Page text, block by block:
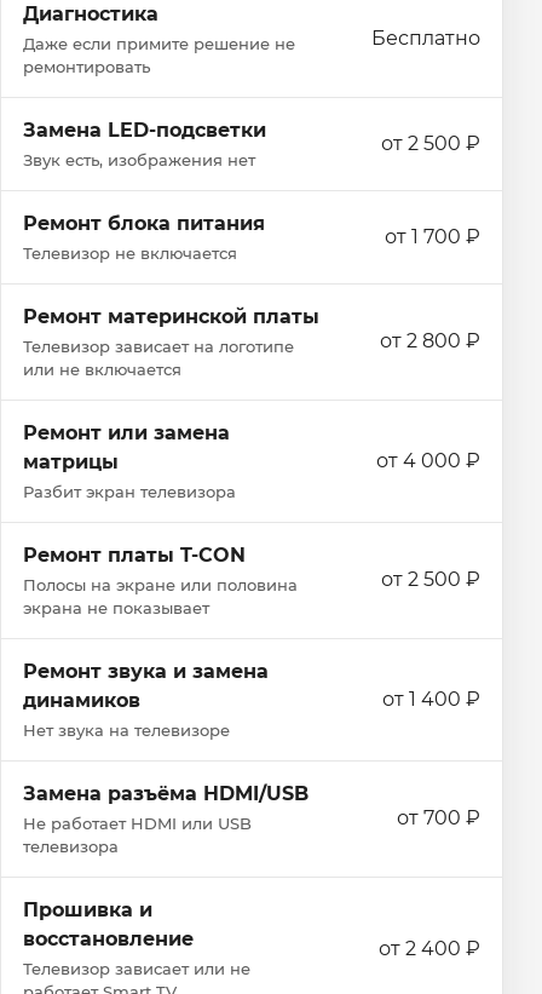
Диагностика
Даже если примите решение не
ремонтировать
Бесплатно
Замена LED-подсветки
Звук есть, изображения нет
от 2 500 ₽
Ремонт блока питания
Телевизор не включается
от 1 700 ₽
Ремонт материнской платы
Телевизор зависает на логотипе
или не включается
от 2 800 ₽
Ремонт или замена
матрицы
Разбит экран телевизора
от 4 000 ₽
Ремонт платы T-CON
Полосы на экране или половина
экрана не показывает
от 2 500 ₽
Ремонт звука и замена
динамиков
Нет звука на телевизоре
от 1 400 ₽
Замена разъёма HDMI/USB
Не работает HDMI или USB
телевизора
от 700 ₽
Прошивка и
восстановление
Телевизор зависает или не
от 2 400 ₽